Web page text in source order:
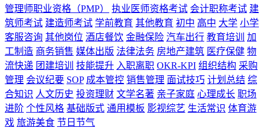
管理师职业资格（PMP）
执业医师资格考试 会计职称考试 建
筑师考试 建造师考试 学前教育 其他教育 初中 高中 大学 小学
客服咨询 其他岗位 酒店餐饮 金融保险 汽车出行 教育培训
加
工制造 商务销售 媒体出版 法律法务 房地产建筑 医疗保健 物
流快递 团建培训 技能提升 入职离职 OKR-KPI 组织结构 采购
管理 会议纪要 SOP 成本管控 销售管理 面试技巧 计划总结 综
合知识 人文历史 投资理财 文学名著 亲子家庭 心理成长 职场
进阶 个性风格 基础版式 通用模板 影视综艺 生活常识 体育游
戏 旅游美食 节日节气